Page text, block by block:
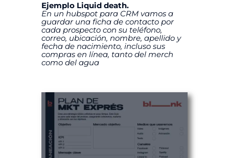
Ejemplo Liquid death.
En un hubspot para CRM vamos a
guardar una ficha de contacto por
cada prospecto con su teléfono,
correo, ubicación, nombre, apellido y
fecha de nacimiento, incluso sus
compras en línea, tanto del merch
como del agua